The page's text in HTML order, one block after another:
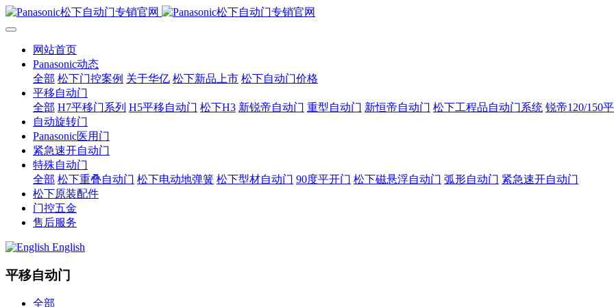
网站首页
Panasonic动态
全部 松下门控案例 关于华亿 松下新品上市 松下自动门价格
平移自动门
全部 H7平移门系列 H5平移自动门 松下H3 新锐帝自动门 重型自动门 新恒帝自动门 松下工程品自动门系统 锐帝120/150
自动旋转门
Panasonic医用门
紧急速开自动门
特殊自动门
全部 松下重叠自动门 松下电动地弹簧 松下型材自动门 90度平开门 松下磁悬浮自动门 弧形自动门 紧急速开自动门
松下原装配件
门控五金
售后服务
English
平移自动门
全部